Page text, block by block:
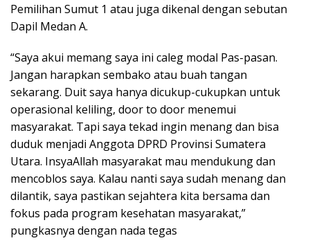
Pemilihan Sumut 1 atau juga dikenal dengan sebutan
Dapil Medan A.
“Saya akui memang saya ini caleg modal Pas-pasan.
Jangan harapkan sembako atau buah tangan
sekarang. Duit saya hanya dicukup-cukupkan untuk
operasional keliling, door to door menemui
masyarakat. Tapi saya tekad ingin menang dan bisa
duduk menjadi Anggota DPRD Provinsi Sumatera
Utara. InsyaAllah masyarakat mau mendukung dan
mencoblos saya. Kalau nanti saya sudah menang dan
dilantik, saya pastikan sejahtera kita bersama dan
fokus pada program kesehatan masyarakat,”
pungkasnya dengan nada tegas